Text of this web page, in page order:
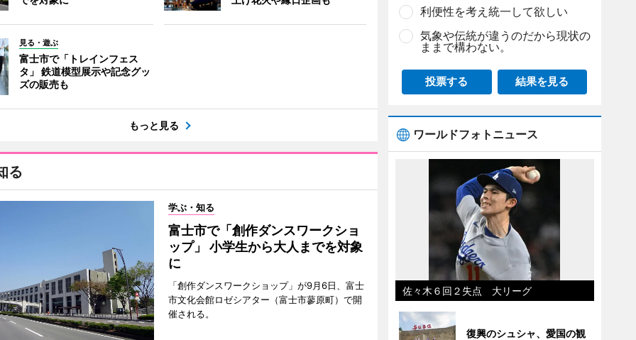
見る・遊ぶ
富士市で「トレインフェス
タ」 鉄道模型展示や記念グッ
ズの販売も
もっと見る
る
学ぶ・知る
富士市で「創作ダンスワークショ
ップ」 小学生から大人までを対象
に
「創作ダンスワークショップ」が9月6日、富士
市文化会館ロゼシアター（富士市蓼原町）で開
催される。
利便性を考え統一して欲しい
気象や伝統が違うのだから現状の
ままで構わない。
投票する 結果を見る
ワールドフォトニュース
佐々木６回２失点 大リーグ
復興のシュシャ、愛国の観